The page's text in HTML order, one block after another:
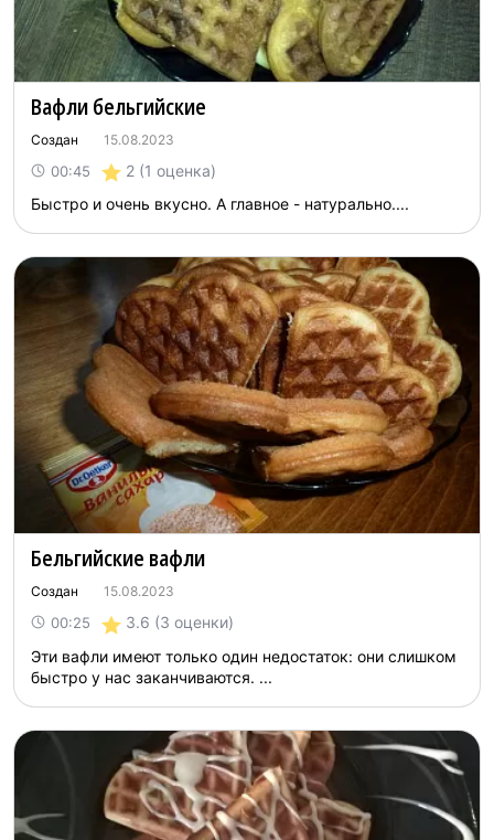
Вафли бельгийские
Создан 15.08.2023
00:45 2 (1 оценка)
Быстро и очень вкусно. А главное - натурально....
Бельгийские вафли
Создан 15.08.2023
00:25 3.6 (3 оценки)
Эти вафли имеют только один недостаток: они слишком
быстро у нас заканчиваются. ...